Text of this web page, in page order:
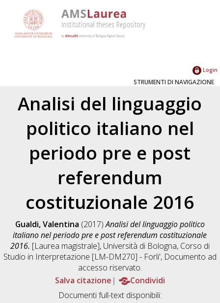
Login
STRUMENTI DI NAVIGAZIONE
Analisi del linguaggio
politico italiano nel
periodo pre e post
referendum
costituzionale 2016
Gualdi, Valentina (2017)Analisi del linguaggio politico
italiano nel periodo pre e post referendum costituzionale
2016. [Laurea magistrale], Università di Bologna, Corso di
Studio in Interpretazione [LM-DM270] - Forli', Documento ad
accesso riservato.
Salva citazione
Condividi
Documenti full-text disponibili: